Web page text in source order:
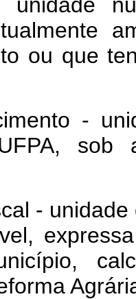
ou que
-
-